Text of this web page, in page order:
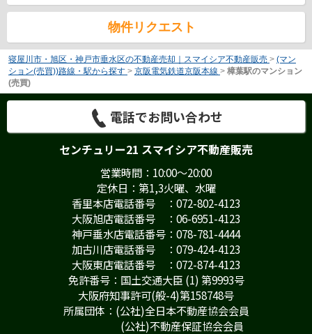
物件リクエスト
寝屋川市・旭区・神戸市垂水区の不動産売却｜スマイシア不動産販売 > (マン
ション(売買))路線・駅から探す > 京阪電気鉄道京阪本線 > 樟葉駅のマンション
(売買)
電話でお問い合わせ
センチュリー21 スマイシア不動産販売
営業時間：10:00～20:00
定休日：第1,3火曜、水曜
香里本店電話番号 ：072-802-4123
大阪旭店電話番号 ：06-6951-4123
神戸垂水店電話番号：078-781-4444
加古川店電話番号 ：079-424-4123
大阪東店電話番号 ：072-874-4123
免許番号：国土交通大臣 (1) 第9993号
大阪府知事許可(般-4)第158748号
所属団体：(公社)全日本不動産協会会員
(公社)不動産保証協会会員